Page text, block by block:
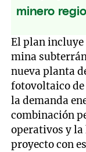
minero
El plan
mina
nueva planta
fotovoltaico de
la demanda
combinación
operativos y la
proyecto con